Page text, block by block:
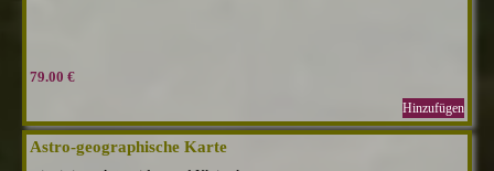
79.00 €
Hinzufügen
Astro-geographische Karte